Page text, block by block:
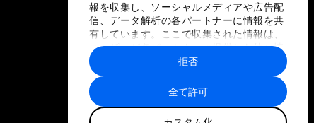
報を収集し、ソーシャルメディアや広告配
信、データ解析の各パートナーに情報を共
有しています。ここで収集された情報は、
ユーザーが各パートナーに提供した他の情
報や各パートナーのサービスを使用した際
に収集された情報と組み合わされ、各パー
トナーによって使用されることがありま
す。
全て許可
拒否